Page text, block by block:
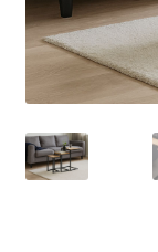
Área de Cliente